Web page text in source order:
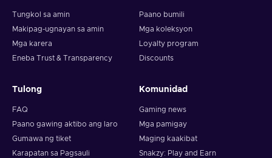
Tungkol sa amin
Makipag-ugnayan sa amin
Mga karera
Eneba Trust & Transparency
Paano bumili
Mga koleksyon
Loyalty program
Discounts
Tulong
FAQ
Paano gawing aktibo ang laro
Gumawa ng tiket
Karapatan sa Pagsauli
Komunidad
Gaming news
Mga pamigay
Maging kaakibat
Snakzy: Play and Earn